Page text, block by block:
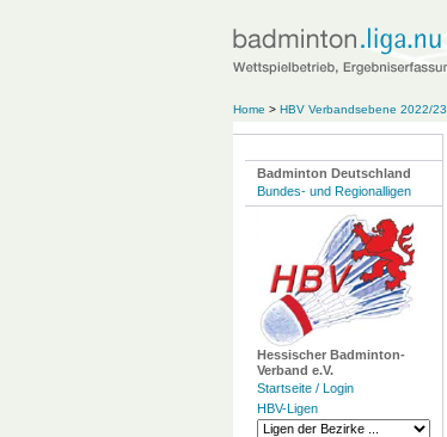
Home > HBV Verbandsebene 2022/23
Badminton Deutschland
Bundes- und Regionalligen
Hessischer Badminton-
Verband e.V.
Startseite / Login
HBV-Ligen